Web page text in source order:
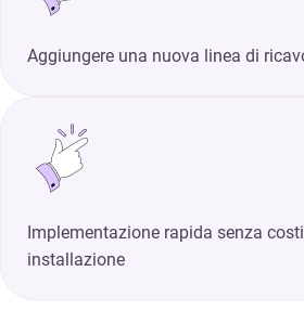
Aggiungere una nuova linea di
Implementazione rapida senza
installazione